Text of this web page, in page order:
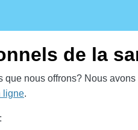
de la
nous offrons? Nous
ligne.